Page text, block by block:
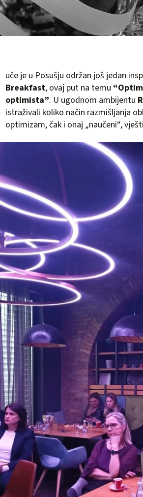
uče je u Posušju održan još jedan
Breakfast, ovaj put na temu
optimista”. U ugodnom ambijentu
istraživali koliko način razmišljanja
optimizam, čak i onaj „naučeni“,